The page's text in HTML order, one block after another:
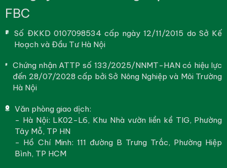
FBC
Số ĐKKD 0107098534 cấp ngày 12/11/2015 do Sở Kế
Hoạch và Đầu Tư Hà Nội
Chứng nhận ATTP số 133/2025/NNMT-HAN có hiệu lực
đến 28/07/2028 cấp bởi Sở Nông Nghiệp và Môi Trường
Hà Nội
Văn phòng giao dịch:
- Hà Nội: LK02-L6, Khu Nhà vườn liền kề TIG, Phường
Tây Mỗ, TP HN
- Hồ Chí Minh: 111 đường B Trưng Trắc, Phường Hiệp
Bình, TP HCM